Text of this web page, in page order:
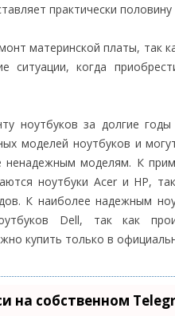
практически
материнской платы, так
ситуации, когда
ноутбуков за долгие
моделей ноутбуков и
моделям. К
ноутбуки Acer и HP,
К наиболее надежным
Dell, так как
купить только в
на собственном